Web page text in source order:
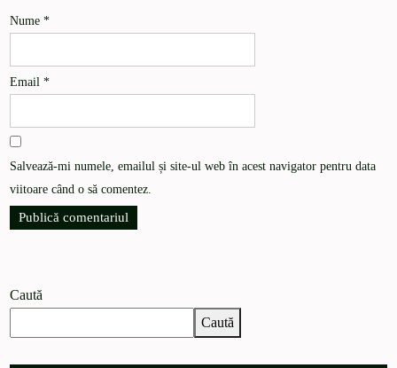
Nume*
Email*
Salvează-mi numele, emailul și site-ul web în acest navigator pentru data
viitoare când o să comentez.
Caută
Caută